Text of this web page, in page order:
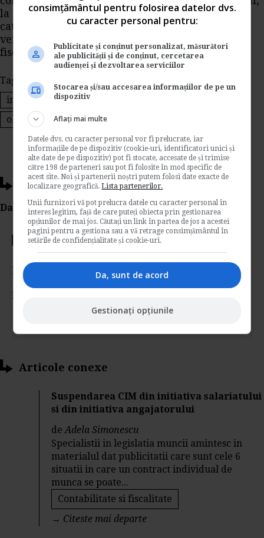
la 31 decembrie 2013, in vederea incadrarii in
categoria contribuabililor platitori de impozit pe
veniturile microintreprinderilor, pentru anul
fiscal 2014.
Tags: Taxe si Impozite
impozit microintreprinderi
obligatii plata
Ti-a placut acest articol?
Da Like, Printeaza sau trimite pe Email!
Votati articolul
Rating:
Nota:
Articole conexe
Suspendarea CIM din initiativa salariatului
si din initiativa angajatorului
deAdela Simonescu
Specialistii in legislatia muncii amintesc in
materialul dat publicitatii care sunt cele 6
situatii in care un contract individual de
munca se poate...
Contabilitate si fiscalitate
→ Citeste mai departe
consimțământul pentru folosirea datelor dvs.
cu caracter personal pentru:
Publicitate și conținut personalizat, măsurători
ale publicității și de conținut, cercetarea
audienței și dezvoltarea serviciilor
Stocarea și/sau accesarea informațiilor de pe un
dispozitiv
Aflați mai multe
Datele dvs. cu caracter personal vor fi prelucrate, iar
informațiile de pe dispozitiv (cookie-uri, identificatori unici și
alte date de pe dispozitiv) pot fi stocate, accesate de și trimise
către 198 de parteneri sau pot fi folosite în mod specific de
acest site. Noi și partenerii noștri putem folosi date exacte de
localizare geografică.Lista partenerilor.
Unii furnizori vă pot prelucra datele cu caracter personal în
interes legitim, față de care puteți obiecta prin gestionarea
opțiunilor de mai jos. Căutați un link în partea de jos a acestei
pagini pentru a gestiona sau a vă retrage consimțământul în
setările de confidențialitate și cookie-uri.
Da, sunt de acord
Gestionați opțiunile